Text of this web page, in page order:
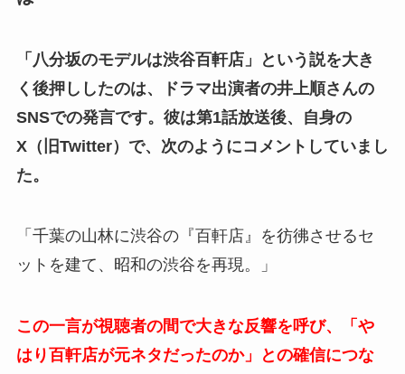
「八分坂のモデルは渋谷百軒店」という説を大き
く後押ししたのは、ドラマ出演者の井上順さんの
SNSでの発言です。彼は第1話放送後、自身の
X（旧Twitter）で、次のようにコメントしていまし
た。
「千葉の山林に渋谷の『百軒店』を彷彿させるセ
ットを建て、昭和の渋谷を再現。」
この一言が視聴者の間で大きな反響を呼び、「や
はり百軒店が元ネタだったのか」との確信につな